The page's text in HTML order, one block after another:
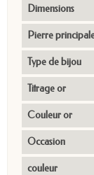
Dimensions
Pierre
Type de bijou
Titrage or
Couleur or
Occasion
couleur